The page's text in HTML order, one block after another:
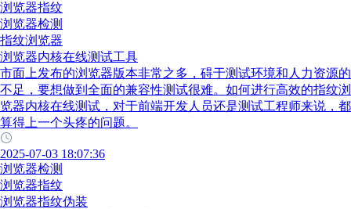
浏览器指纹
浏览器检测
指纹浏览器
浏览器内核在线测试工具
市面上发布的浏览器版本非常之多，碍于测试环境和人力资源的
不足，要想做到全面的兼容性测试很难。如何进行高效的指纹浏
览器内核在线测试，对于前端开发人员还是测试工程师来说，都
算得上一个头疼的问题。
2025-07-03 18:07:36
浏览器检测
浏览器指纹
浏览器指纹伪装